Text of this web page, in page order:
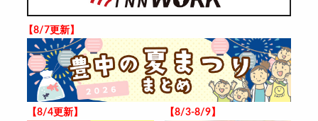
【8/7更新】
【8/4更新】 【8/3-8/9】